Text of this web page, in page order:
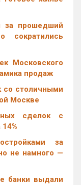
за прошедший
сократились
Московского
продаж
со столичными
Москве
сделок с
за
не намного —
банки выдали